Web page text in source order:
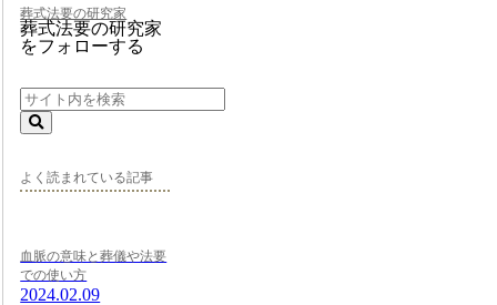
葬式法要の研究家
葬式法要の研究家
をフォローする
よく読まれている記事
血脈の意味と葬儀や法要
での使い方
2024.02.09